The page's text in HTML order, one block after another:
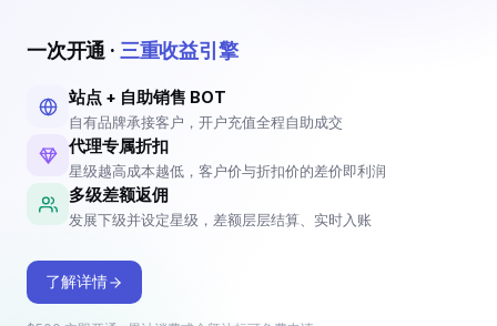
1 0 0
招商合作
成为代理，赚取佣金
开通即享代理专属折扣，创建自己
的站点与推广 BOT 发展客户；客
动成为你的佣金。
一次开通 · 三重收益引擎
站点 + 自助销售 BOT
自有品牌承接客户，开户充值全程自助成交
代理专属折扣
星级越高成本越低，客户价与折扣价的差价即利润
多级差额返佣
发展下级并设定星级，差额层层结算、实时入账
了解详情